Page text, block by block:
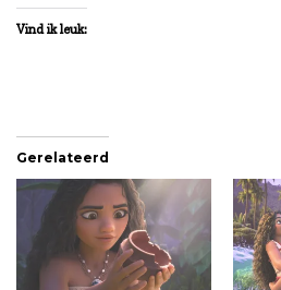
Vind ik leuk:
Gerelateerd